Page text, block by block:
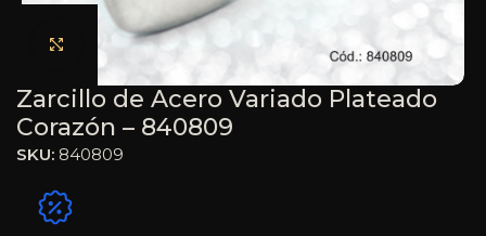
Haga clic para ampliar
Zarcillo de Acero Variado Plateado
Corazón – 840809
SKU: 840809